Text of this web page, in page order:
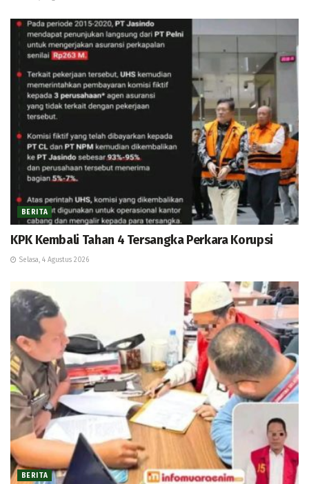
BERITA
KPK Kembali Tahan 4 Tersangka Perkara Korupsi
Selasa, 4 Agustus 2026
BERITA